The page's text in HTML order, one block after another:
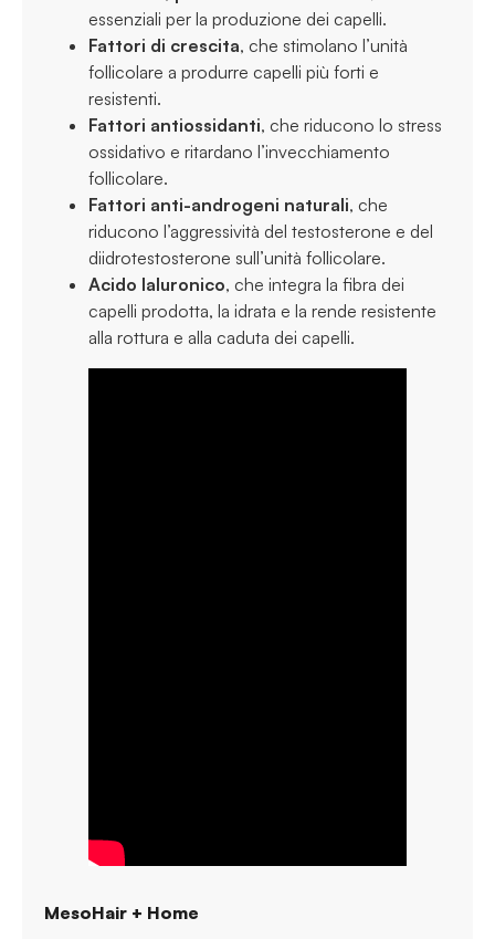
essenziali per la produzione dei capelli.
Fattori di crescita, che stimolano l’unità
follicolare a produrre capelli più forti e
resistenti.
Fattori antiossidanti, che riducono lo stress
ossidativo e ritardano l’invecchiamento
follicolare.
Fattori anti-androgeni naturali, che
riducono l’aggressività del testosterone e del
diidrotestosterone sull’unità follicolare.
Acido laluronico, che integra la fibra dei
capelli prodotta, la idrata e la rende resistente
alla rottura e alla caduta dei capelli.
MesoHair + Home